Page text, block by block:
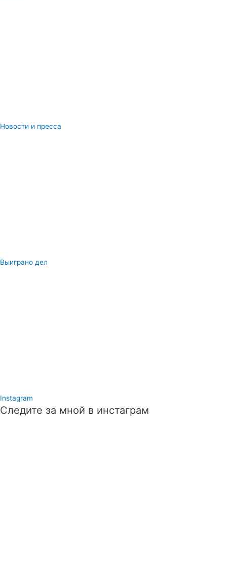
Новости и пресса
Выиграно дел
Instagram
Следите за мной в инстаграм